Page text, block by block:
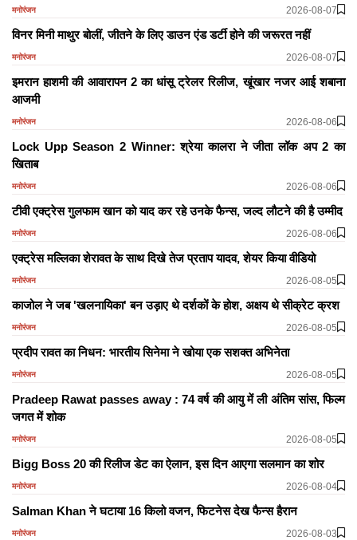
मनोरंजन 2026-08-07
विनर मिनी माथुर बोलीं, जीतने के लिए डाउन एंड डर्टी होने की जरूरत नहीं
मनोरंजन 2026-08-07
इमरान हाशमी की आवारापन 2 का धांसू ट्रेलर रिलीज, खूंखार नजर आई शबाना
आजमी
मनोरंजन 2026-08-06
Lock Upp Season 2 Winner: श्रेया कालरा ने जीता लॉक अप 2 का
खिताब
मनोरंजन 2026-08-06
टीवी एक्ट्रेस गुलफाम खान को याद कर रहे उनके फैन्स, जल्द लौटने की है उम्मीद
मनोरंजन 2026-08-06
एक्ट्रेस मल्लिका शेरावत के साथ दिखे तेज प्रताप यादव, शेयर किया वीडियो
मनोरंजन 2026-08-05
काजोल ने जब 'खलनायिका' बन उड़ाए थे दर्शकों के होश, अक्षय थे सीक्रेट क्रश
मनोरंजन 2026-08-05
प्रदीप रावत का निधन: भारतीय सिनेमा ने खोया एक सशक्त अभिनेता
मनोरंजन 2026-08-05
Pradeep Rawat passes away : 74 वर्ष की आयु में ली अंतिम सांस, फिल्म
जगत में शोक
मनोरंजन 2026-08-05
Bigg Boss 20 की रिलीज डेट का ऐलान, इस दिन आएगा सलमान का शोर
मनोरंजन 2026-08-04
Salman Khan ने घटाया 16 किलो वजन, फिटनेस देख फैन्स हैरान
मनोरंजन 2026-08-03